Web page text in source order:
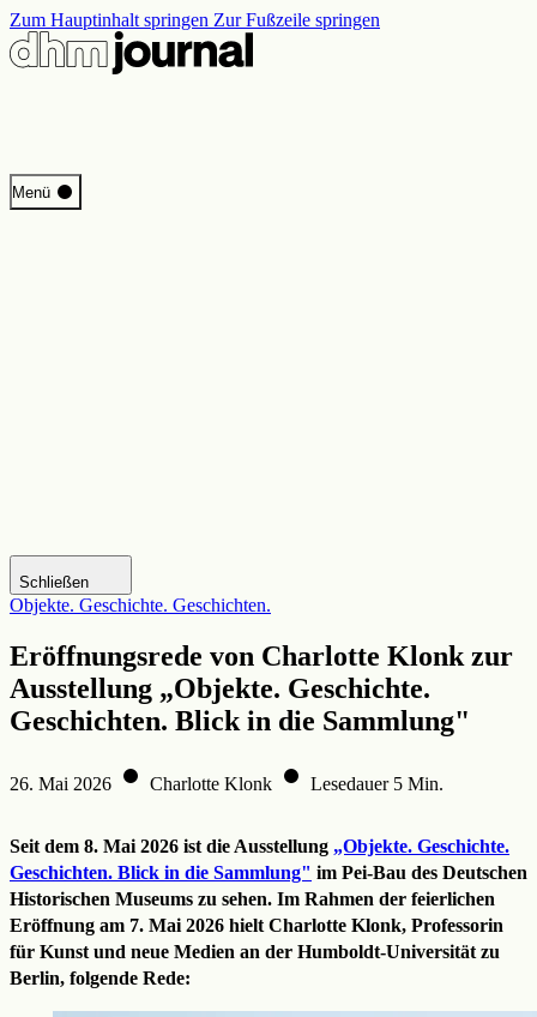
Zum Hauptinhalt springen Zur Fußzeile springen
Menü
Start
Programm
Schließen
Objekte. Geschichte. Geschichten.
Eröffnungsrede von Charlotte Klonk zur
Ausstellung „Objekte. Geschichte.
Geschichten. Blick in die Sammlung"
26. Mai 2026 Charlotte Klonk Lesedauer 5 Min.
Seit dem 8. Mai 2026 ist die Ausstellung „Objekte. Geschichte.
Geschichten. Blick in die Sammlung" im Pei-Bau des Deutschen
Historischen Museums zu sehen. Im Rahmen der feierlichen
Eröffnung am 7. Mai 2026 hielt Charlotte Klonk, Professorin
für Kunst und neue Medien an der Humboldt-Universität zu
Berlin, folgende Rede: